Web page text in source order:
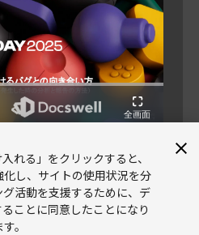
分析と報告の方法) |
れる」をクリックすると、
し、サイトの使用状況を分
活動を支援するために、デ
ことに同意したことになり
。